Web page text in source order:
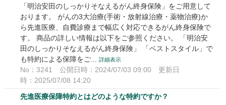
「明治安田のしっかりそなえるがん終身保険」をご用意して
おります。 がんの3大治療(手術・放射線治療・薬物治療)か
ら先進医療、自費診療まで幅広く対応できるがん終身保険で
す。 商品の詳しい情報は以下をご参照ください。 「明治安
田のしっかりそなえるがん終身保険」 「ベストスタイル」で
も特約による保障をご...
詳細表示
No：3241 公開日時：2024/07/03 09:00
更新日
時：2025/07/08 14:20
先進医療保障特約とはどのような特約ですか？